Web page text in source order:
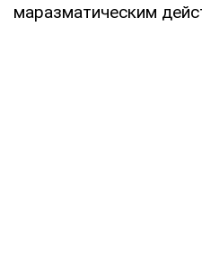
маразматическим